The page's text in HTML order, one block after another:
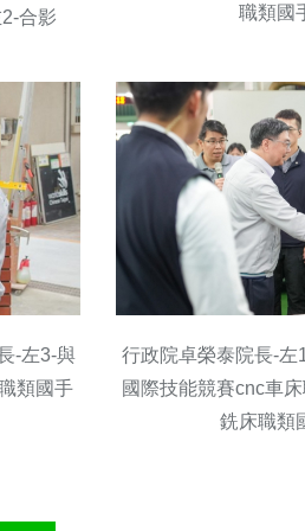
合影
職類國
-左3-與
類國手
行政院卓榮泰院長-左
國際技能競賽cnc車
銑床職類